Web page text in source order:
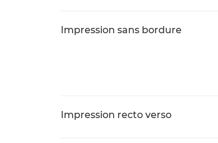
Impression sans bordure
Impression recto verso